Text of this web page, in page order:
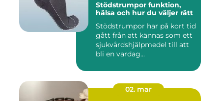
Stödstrumpor funktion,
hälsa och hur du väljer rätt
Stödstrumpor har på kort tid
gått från att kännas som ett
sjukvårdshjälpmedel till att
bli en vardag...
02. mar